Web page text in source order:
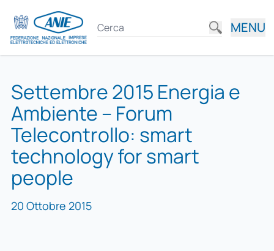
MENU
Settembre 2015 Energia e
Ambiente – Forum
Telecontrollo: smart
technology for smart
people
20 Ottobre 2015